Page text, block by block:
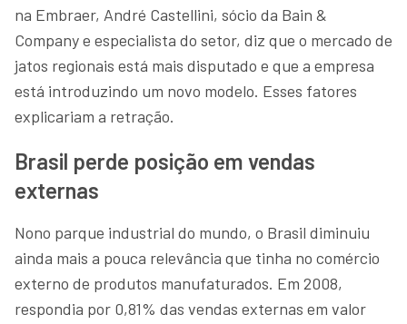
na Embraer, André Castellini, sócio da Bain &
Company e especialista do setor, diz que o mercado de
jatos regionais está mais disputado e que a empresa
está introduzindo um novo modelo. Esses fatores
explicariam a retração.
Brasil perde posição em vendas
externas
Nono parque industrial do mundo, o Brasil diminuiu
ainda mais a pouca relevância que tinha no comércio
externo de produtos manufaturados. Em 2008,
respondia por 0,81% das vendas externas em valor